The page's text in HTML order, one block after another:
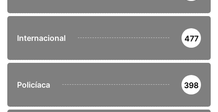
Internacional 477
Policíaca 398